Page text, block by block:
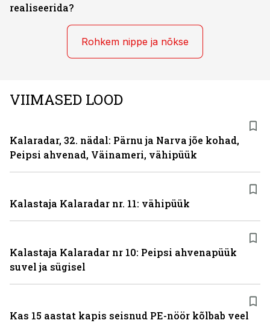
realiseerida?
Rohkem nippe ja nõkse
VIIMASED LOOD
Kalaradar, 32. nädal: Pärnu ja Narva jõe kohad,
Peipsi ahvenad, Väinameri, vähipüük
Kalastaja Kalaradar nr. 11: vähipüük
Kalastaja Kalaradar nr 10: Peipsi ahvenapüük
suvel ja sügisel
Kas 15 aastat kapis seisnud PE-nöör kõlbab veel